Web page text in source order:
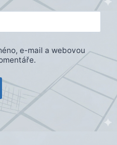
e-mail a webovou